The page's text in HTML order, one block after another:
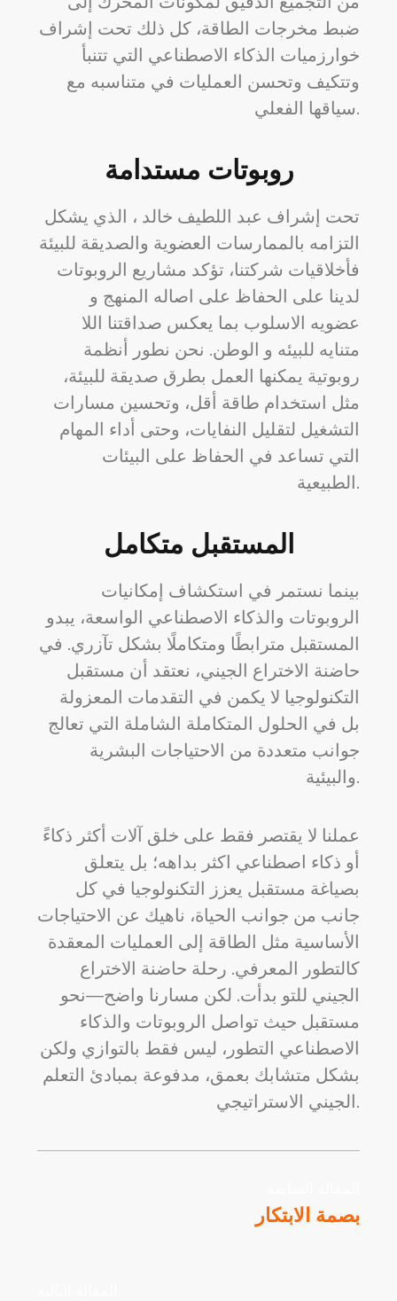
ضبط مخرجات الطاقة، كل ذلك تحت إشراف
خوارزميات الذكاء الاصطناعي التي تتنبأ
وتتكيف وتحسن العمليات في متناسبه مع
سياقها الفعلي.
روبوتات مستدامة
تحت إشراف عبد اللطيف خالد ، الذي يشكل
التزامه بالممارسات العضوية والصديقة للبيئة
فأخلاقيات شركتنا، تؤكد مشاريع الروبوتات
لدينا على الحفاظ على اصاله المنهج و
عضويه الاسلوب بما يعكس صداقتنا اللا
متنايه للبيئه و الوطن. نحن نطور أنظمة
روبوتية يمكنها العمل بطرق صديقة للبيئة،
مثل استخدام طاقة أقل، وتحسين مسارات
التشغيل لتقليل النفايات، وحتى أداء المهام
التي تساعد في الحفاظ على البيئات
الطبيعية.
المستقبل متكامل
بينما نستمر في استكشاف إمكانيات
الروبوتات والذكاء الاصطناعي الواسعة، يبدو
المستقبل مترابطًا ومتكاملًا بشكل تآزري. في
حاضنة الاختراع الجيني، نعتقد أن مستقبل
التكنولوجيا لا يكمن في التقدمات المعزولة
بل في الحلول المتكاملة الشاملة التي تعالج
جوانب متعددة من الاحتياجات البشرية
والبيئية.
عملنا لا يقتصر فقط على خلق آلات أكثر ذكاءً
أو ذكاء اصطناعي اكثر بداهه؛ بل يتعلق
بصياغة مستقبل يعزز التكنولوجيا في كل
جانب من جوانب الحياة، ناهيك عن الاحتياجات
الأساسية مثل الطاقة إلى العمليات المعقدة
كالتطور المعرفي. رحلة حاضنة الاختراع
الجيني للتو بدأت. لكن مسارنا واضح—نحو
مستقبل حيث تواصل الروبوتات والذكاء
الاصطناعي التطور، ليس فقط بالتوازي ولكن
بشكل متشابك بعمق، مدفوعة بمبادئ التعلم
الجيني الاستراتيجي.
بصمة الابتكار